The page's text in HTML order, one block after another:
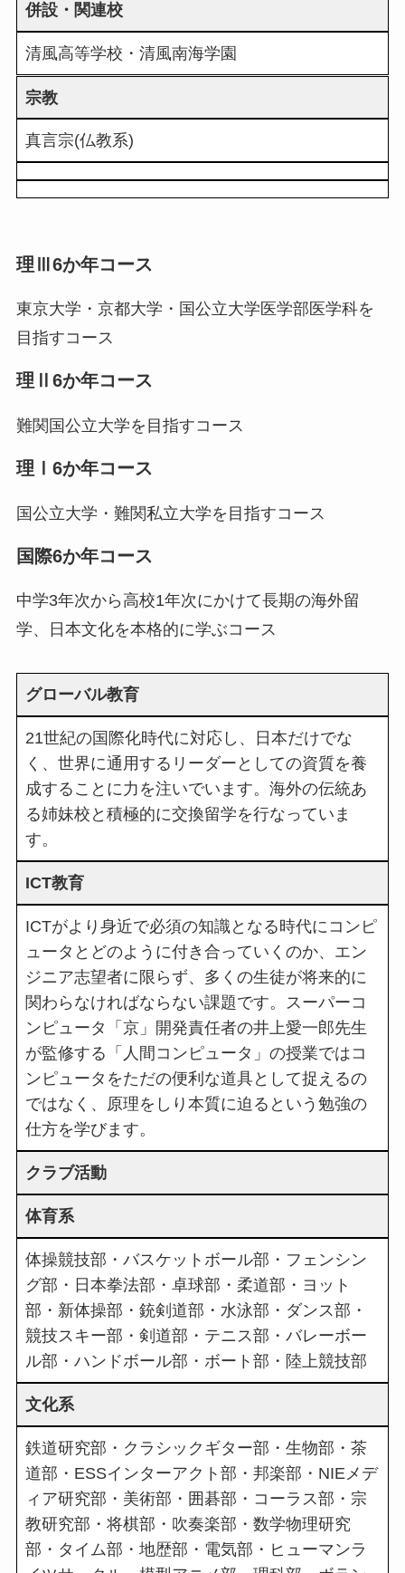
併設・関連校
清風高等学校・清風南海学園
宗教
真言宗(仏教系)
理Ⅲ6か年コース
東京大学・京都大学・国公立大学医学部医学科を
目指すコース
理Ⅱ6か年コース
難関国公立大学を目指すコース
理Ⅰ6か年コース
国公立大学・難関私立大学を目指すコース
国際6か年コース
中学3年次から高校1年次にかけて長期の海外留
学、日本文化を本格的に学ぶコース
グローバル教育
21世紀の国際化時代に対応し、日本だけでな
く、世界に通用するリーダーとしての資質を養
成することに力を注いでいます。海外の伝統あ
る姉妹校と積極的に交換留学を行なっていま
す。
ICT教育
ICTがより身近で必須の知識となる時代にコンピ
ュータとどのように付き合っていくのか、エン
ジニア志望者に限らず、多くの生徒が将来的に
関わらなければならない課題です。スーパーコ
ンピュータ「京」開発責任者の井上愛一郎先生
が監修する「人間コンピュータ」の授業ではコ
ンピュータをただの便利な道具として捉えるの
ではなく、原理をしり本質に迫るという勉強の
仕方を学びます。
クラブ活動
体育系
体操競技部・バスケットボール部・フェンシン
グ部・日本拳法部・卓球部・柔道部・ヨット
部・新体操部・銃剣道部・水泳部・ダンス部・
競技スキー部・剣道部・テニス部・バレーボー
ル部・ハンドボール部・ボート部・陸上競技部
文化系
鉄道研究部・クラシックギター部・生物部・茶
道部・ESSインターアクト部・邦楽部・NIEメデ
ィア研究部・美術部・囲碁部・コーラス部・宗
教研究部・将棋部・吹奏楽部・数学物理研究
部・タイム部・地歴部・電気部・ヒューマンラ